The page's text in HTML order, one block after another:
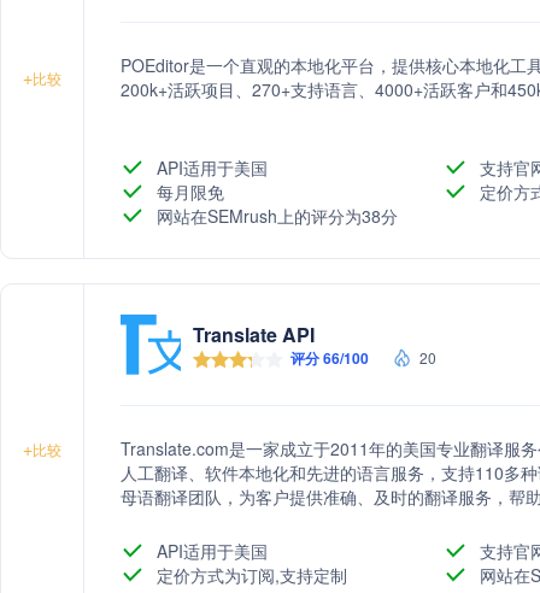
+比较
POEditor是一个直观的本地化平台，提供核心本地化工
200k+活跃项目、270+支持语言、4000+活跃客户和
API适用于美国
支持官
每月限免
定价方
网站在SEMrush上的评分为38分
+比较
Translate API
评分 66/100 20
Translate.com是一家成立于2011年的美国专业翻译服
人工翻译、软件本地化和先进的语言服务，支持110多
母语翻译团队，为客户提供准确、及时的翻译服务，帮
HubSpot、WordPress、Weebly等流行在线平台集成。
API适用于美国
支持官
定价方式为订阅,支持定制
网站在